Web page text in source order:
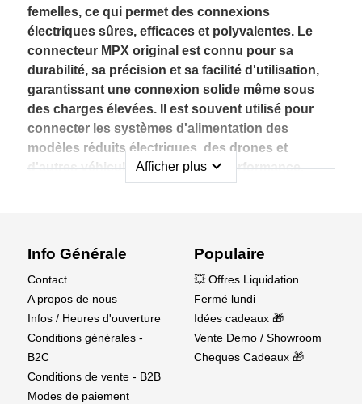
femelles, ce qui permet des connexions
électriques sûres, efficaces et polyvalentes. Le
connecteur MPX original est connu pour sa
durabilité, sa précision et sa facilité d'utilisation,
garantissant une connexion solide même sous
des charges élevées. Il est souvent utilisé pour
connecter les systèmes d'alimentation des
modèles réduits électriques, des drones et
d'autres véhicules RC de haute performance.
solution fiable et durable pour les connexions
électriques dans des environnements exigeants.
Les connecteurs MPX de Multiplex sont conçus pour
Afficher plus expand_more
Info Générale
Contact
A propos de nous
Infos / Heures d'ouverture
Conditions générales -
B2C
Conditions de vente - B2B
Modes de paiement
Populaire
💥 Offres Liquidation
Fermé lundi
Idées cadeaux 🎁
Vente Demo / Showroom
Cheques Cadeaux 🎁